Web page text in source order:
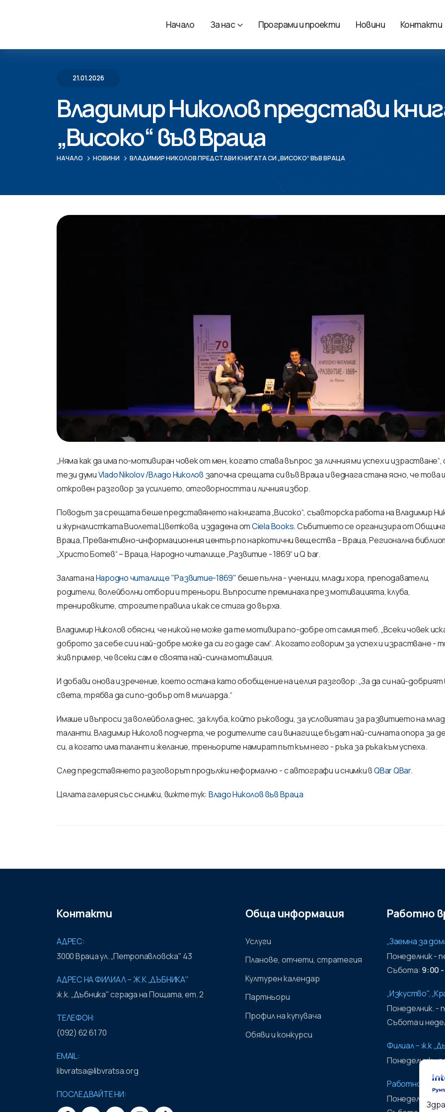
Начало За нас Програми и проекти Новини Контакти
21.01.2026
Владимир Николов представи
„Високо“ във Враца
НАЧАЛО НОВИНИ ВЛАДИМИР НИКОЛОВ ПРЕДСТАВИ КНИГАТА СИ „ВИСОКО“ ВЪВ ВРАЦА
„Няма как да има по-мотивиран човек от мен, когато става въпрос за личния ми успех и израстване“,
тези думиVlado Nikolov /Владо Николов започна срещата си във Враца и веднага стана ясно, че това
откровен разговор за усилието, отговорността и личния избор.
Поводът за срещата беше представянето на книгата „Високо“, съавторска работа на Владимир
и журналистката Виолета Цветкова, издадена отCiela Books. Събитието се организира от Община
Враца, Превантивно-информационния център по наркотични вещества – Враца, Регионална
„Христо Ботев“ – Враца, Народно читалище „Развитие - 1869“ и Q bar.
Залата наНародно читалище "Развитие-1869" беше пълна - ученици, млади хора, преподаватели,
родители, волейболни отбори и треньори. Въпросите преминаха през мотивацията, клуба,
тренировките, строгите правила и как се стига до върха.
Владимир Николов обясни, че никой не може да те мотивира по-добре от самия теб. „Всеки човек
доброто за себе си и най-добре може да си го даде сам“. А когато говорим за успех и израстване -
жив пример, че всеки сам е своята най-силна мотивация.
И добави онова изречение, което остана като обобщение на целия разговор: „За да си най-добрият
света, трябва да си по-добър от 8 милиарда.“
Имаше и въпроси за волейбола днес, за клуба, който ръководи, за условията и за развитието на
таланти. Владимир Николов подчерта, че родителите са и винаги ще бъдат най-силната опора за
си, а когато има талант и желание, треньорите намират път към него - ръка за ръка към успеха.
След представянето разговорът продължи неформално - с автографи и снимки вQBar QBar.
Цялата галерия със снимки, вижте тук: Владо Николов във Враца
Контакти
АДРЕС:
3000 Враца ул. „Петропавловска" 43
АДРЕС НА ФИЛИАЛ – Ж.К „ДЪБНИКА"
ж.к. „Дъбника" сграда на Пощата, ет. 2
ТЕЛЕФОН:
(092) 62 61 70
EMAIL:
libvratsa@libvratsa.org
ПОСЛЕДВАЙТЕ НИ:
Обща информация
Услуги
Планове, отчети, стратегия
Културен календар
Партньори
Профил на купувача
Обяви и конкурси
Работно
„Заемна за
Понеделник -
Събота: 9:00 -
„Изкуство",
Понеделник. -
Събота и
Филиал – ж.к
Понеделник -
Работно
Понеделник -